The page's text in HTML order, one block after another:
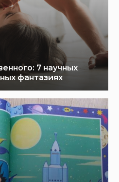
7 научных
фантазиях